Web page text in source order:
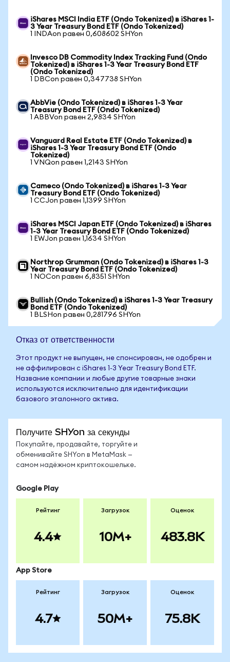
iShares MSCI India ETF (Ondo Tokenized) в iShares 1-
3 Year Treasury Bond ETF (Ondo Tokenized)
1 INDAon равен 0,608602 SHYon
Invesco DB Commodity Index Tracking Fund (Ondo
Tokenized) в iShares 1-3 Year Treasury Bond ETF
(Ondo Tokenized)
1 DBCon равен 0,347738 SHYon
AbbVie (Ondo Tokenized) в iShares 1-3 Year
Treasury Bond ETF (Ondo Tokenized)
1 ABBVon равен 2,9834 SHYon
Vanguard Real Estate ETF (Ondo Tokenized) в
iShares 1-3 Year Treasury Bond ETF (Ondo
Tokenized)
1 VNQon равен 1,2143 SHYon
Cameco (Ondo Tokenized) в iShares 1-3 Year
Treasury Bond ETF (Ondo Tokenized)
1 CCJon равен 1,1399 SHYon
iShares MSCI Japan ETF (Ondo Tokenized) в iShares
1-3 Year Treasury Bond ETF (Ondo Tokenized)
1 EWJon равен 1,1634 SHYon
Northrop Grumman (Ondo Tokenized) в iShares 1-3
Year Treasury Bond ETF (Ondo Tokenized)
1 NOCon равен 6,8351 SHYon
Bullish (Ondo Tokenized) в iShares 1-3 Year Treasury
Bond ETF (Ondo Tokenized)
1 BLSHon равен 0,281796 SHYon
Отказ от ответственности
Этот продукт не выпущен, не спонсирован, не одобрен и
не аффилирован с iShares 1-3 Year Treasury Bond ETF.
Название компании и любые другие товарные знаки
используются исключительно для идентификации
базового эталонного актива.
Получите SHYon за секунды
Покупайте, продавайте, торгуйте и
обменивайте SHYon в MetaMask —
самом надёжном криптокошельке.
Google Play
Рейтинг
4.4
Загрузок
10M+
Оценок
483.8K
App Store
Рейтинг
4.7
Загрузок
50M+
Оценок
75.8K